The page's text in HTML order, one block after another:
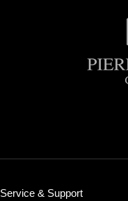
Service & Support